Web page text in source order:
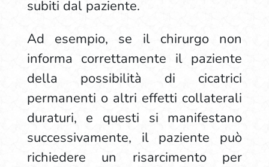
subiti dal paziente.
Ad esempio, se il chirurgo non
informa correttamente il paziente
della possibilità di cicatrici
permanenti o altri effetti collaterali
duraturi, e questi si manifestano
successivamente, il paziente può
richiedere un risarcimento per